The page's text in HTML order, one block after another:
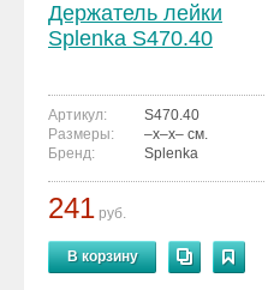
Держатель лейки
Splenka S470.40
Артикул:
S470.40
Размеры:
–x–x– см.
Бренд:
Splenka
241 руб.
В корзину